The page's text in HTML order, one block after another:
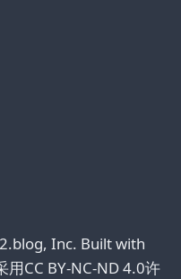
Inc. Built with
CC BY-NC-ND 4.0许